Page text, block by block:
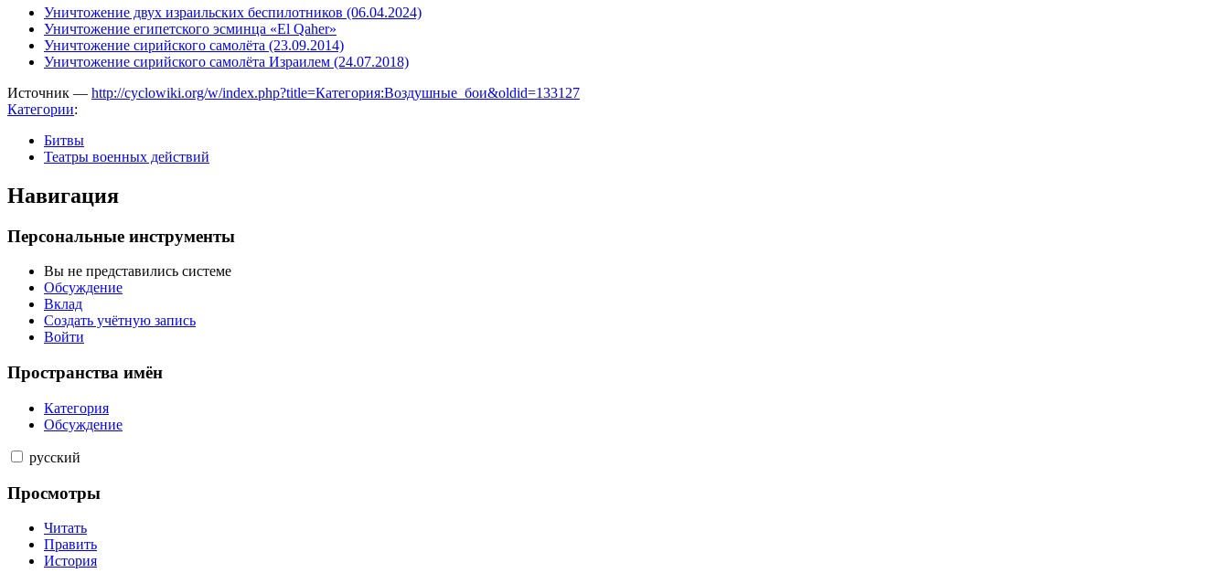
Уничтожение двух израильских беспилотников (06.04.2024)
Уничтожение египетского эсминца «El Qaher»
Уничтожение сирийского самолёта (23.09.2014)
Уничтожение сирийского самолёта Израилем (24.07.2018)
Источник — http://cyclowiki.org/w/index.php?title=Категория:Воздушные_бои&oldid=133127
Категории:
Битвы
Театры военных действий
Навигация
Персональные инструменты
Вы не представились системе
Обсуждение
Вклад
Создать учётную запись
Войти
Пространства имён
Категория
Обсуждение
русский
Просмотры
Читать
Править
История